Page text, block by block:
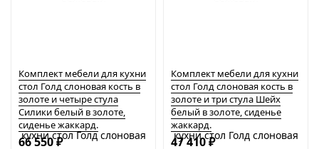
Комплект мебели для кухни
стол Голд слоновая кость в
золоте и четыре стула
Силики белый в золоте,
сиденье жаккард.
66 550₽
Комплект мебели для кухни
стол Голд слоновая кость в
золоте и три стула Шейх
белый в золоте, сиденье
жаккард.
47 410₽